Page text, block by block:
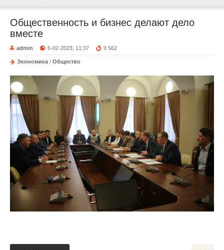
Общественность и бизнес делают дело
вместе
admin 6-02-2023, 11:37 9 562
Экономика / Общество